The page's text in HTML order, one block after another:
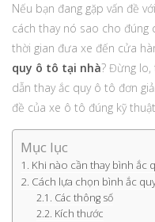
Nếu bạn đang gặp vấn đề
cách thay nó sao cho đúng
thời gian đưa xe đến cửa
quy ô tô tại nhà? Đừng lo,
dẫn thay ắc quy ô tô đơn
đề của xe ô tô đúng kỹ
Mục lục
Khi nào cần thay bình ắc
Cách lựa chọn bình ắc
Các thông số
Kích thước